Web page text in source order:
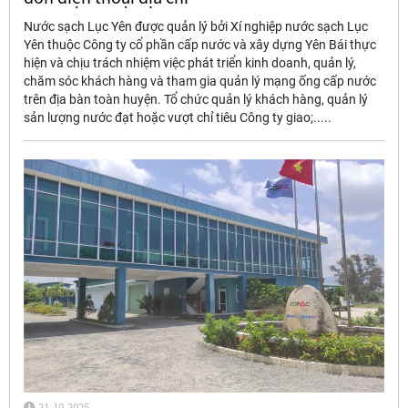
Nước sạch Lục Yên được quản lý bởi Xí nghiệp nước sạch Lục
Yên thuộc Công ty cổ phần cấp nước và xây dựng Yên Bái thực
hiện và chịu trách nhiệm việc phát triển kinh doanh, quản lý,
chăm sóc khách hàng và tham gia quản lý mạng ống cấp nước
trên địa bàn toàn huyện. Tổ chức quản lý khách hàng, quản lý
sản lượng nước đạt hoặc vượt chỉ tiêu Công ty giao;.....